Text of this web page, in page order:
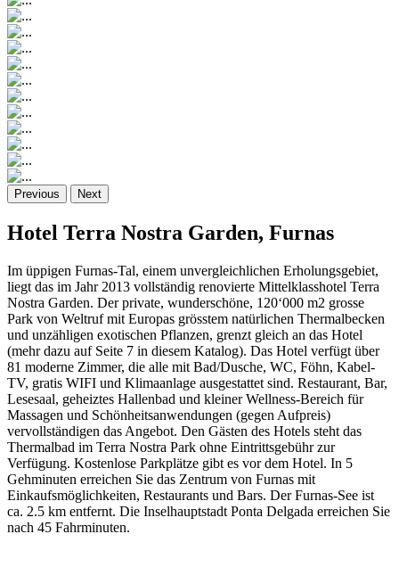
Previous Next
Hotel Terra Nostra Garden, Furnas
Im üppigen Furnas-Tal, einem unvergleichlichen Erholungsgebiet,
liegt das im Jahr 2013 vollständig renovierte Mittelklasshotel Terra
Nostra Garden. Der private, wunderschöne, 120‘000 m2 grosse
Park von Weltruf mit Europas grösstem natürlichen Thermalbecken
und unzähligen exotischen Pflanzen, grenzt gleich an das Hotel
(mehr dazu auf Seite 7 in diesem Katalog). Das Hotel verfügt über
81 moderne Zimmer, die alle mit Bad/Dusche, WC, Föhn, Kabel-
TV, gratis WIFI und Klimaanlage ausgestattet sind. Restaurant, Bar,
Lesesaal, geheiztes Hallenbad und kleiner Wellness-Bereich für
Massagen und Schönheitsanwendungen (gegen Aufpreis)
vervollständigen das Angebot. Den Gästen des Hotels steht das
Thermalbad im Terra Nostra Park ohne Eintrittsgebühr zur
Verfügung. Kostenlose Parkplätze gibt es vor dem Hotel. In 5
Gehminuten erreichen Sie das Zentrum von Furnas mit
Einkaufsmöglichkeiten, Restaurants und Bars. Der Furnas-See ist
ca. 2.5 km entfernt. Die Inselhauptstadt Ponta Delgada erreichen Sie
nach 45 Fahrminuten.